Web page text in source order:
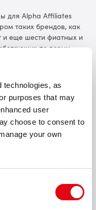
technologies, as
purposes that may
user
choose to consent to
your own
для Alpha Affiliates
таких брендов, как
и еще шести фиатных и
по всему
партнером с двумя
выплатила
продукт
счет 500+
другие монеты,
награду
предоставляющими
маркетингом. В